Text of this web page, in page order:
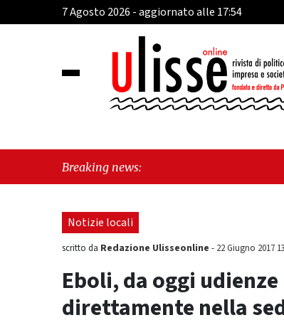
7 Agosto 2026 - aggiornato alle 17:54
Breaking news:
Notizie locali
scritto da Redazione Ulisseonline - 22 Giugno 2017
Eboli, da oggi
direttamente nella